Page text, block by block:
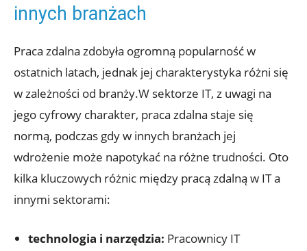
innych branżach
Praca zdalna⁤ zdobyła ogromną popularność ‌w
ostatnich latach, jednak jej charakterystyka różni się
w zależności od branży.W sektorze IT, z uwagi na
⁤jego cyfrowy charakter, praca zdalna staje się
normą, podczas ⁤gdy w innych ‌branżach jej
wdrożenie​ może napotykać na ​różne trudności. Oto
kilka kluczowych różnic‌ między pracą zdalną w IT a⁤
innymi sektorami:
technologia i narzędzia: Pracownicy IT